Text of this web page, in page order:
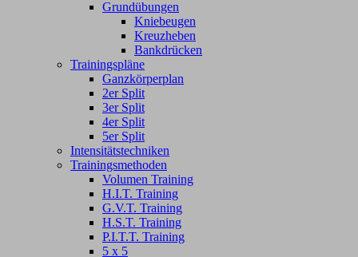
Grundübungen
Kniebeugen
Kreuzheben
Bankdrücken
Trainingspläne
Ganzkörperplan
2er Split
3er Split
4er Split
5er Split
Intensitätstechniken
Trainingsmethoden
Volumen Training
H.I.T. Training
G.V.T. Training
H.S.T. Training
P.I.T.T. Training
5 x 5